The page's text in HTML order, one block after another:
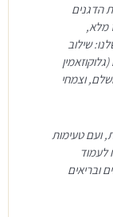
הדגנים
מלא,
שילוב
, וצמחי
ועם טעימות
לעמוד
ובריאים